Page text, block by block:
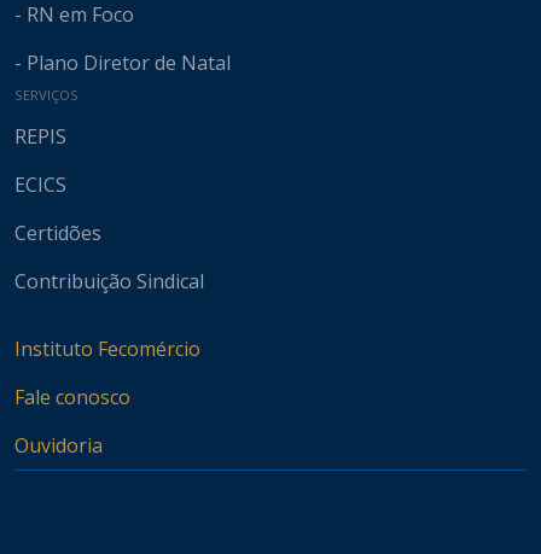
- RN em Foco
- Plano Diretor de Natal
SERVIÇOS
REPIS
ECICS
Certidões
Contribuição Sindical
Instituto Fecomércio
Fale conosco
Ouvidoria